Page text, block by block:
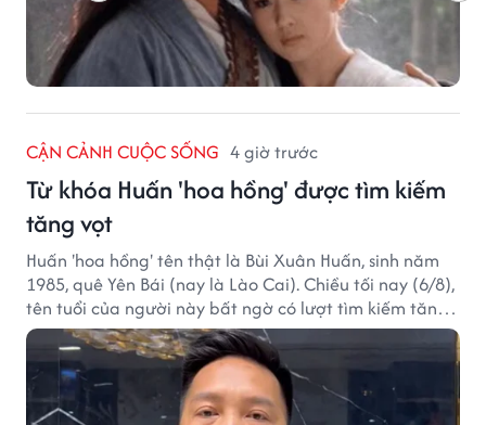
CẬN CẢNH CUỘC SỐNG 4 giờ trước
Từ khóa Huấn 'hoa hồng' được tìm kiếm
tăng vọt
Huấn 'hoa hồng' tên thật là Bùi Xuân Huấn, sinh năm
1985, quê Yên Bái (nay là Lào Cai). Chiều tối nay (6/8),
tên tuổi của người này bất ngờ có lượt tìm kiếm tăng
vọt.